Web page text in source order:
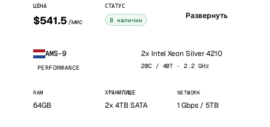
ЦЕНА
$541.5 /мес
СТАТУС
В наличии Развернуть
AMS-9
PERFORMANCE
2x Intel Xeon Silver 4210
20C / 40T · 2.2 GHz
RAM
64GB
ХРАНИЛИЩЕ
2x 4TB SATA
NETWORK
1 Gbps / 5TB